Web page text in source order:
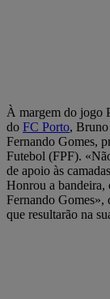
À margem do jogo
do FC Porto, Bruno
Fernando Gomes,
Futebol (FPF).
de apoio às
Honrou a bandeira,
Fernando Gomes»,
que resultarão na